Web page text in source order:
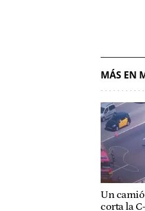
MÁS EN
Un
corta la